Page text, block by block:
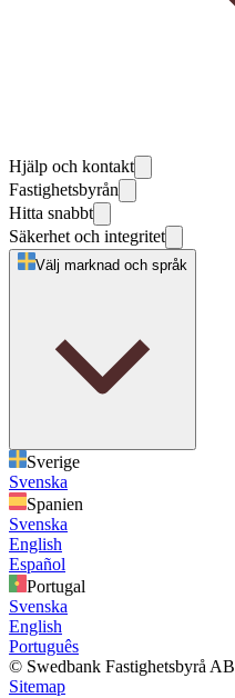
Hjälp och kontakt
Fastighetsbyrån
Hitta snabbt
Säkerhet och integritet
Välj marknad och språk
Sverige
Svenska
Spanien
Svenska
English
Español
Portugal
Svenska
English
Português
© Swedbank Fastighetsbyrå AB
Sitemap